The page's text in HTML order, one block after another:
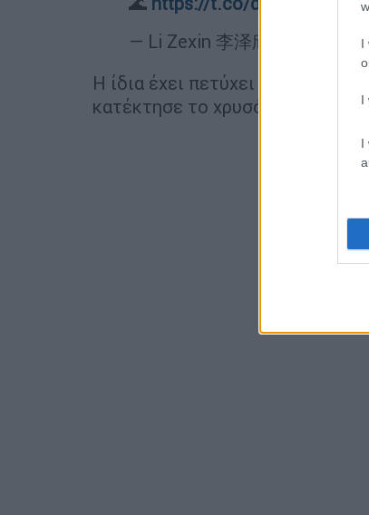
I
I
I
— Li Zexin 李泽欣
Η ίδια έχει πετύχει
κατέκτησε το χρυσό
μετάλλιο